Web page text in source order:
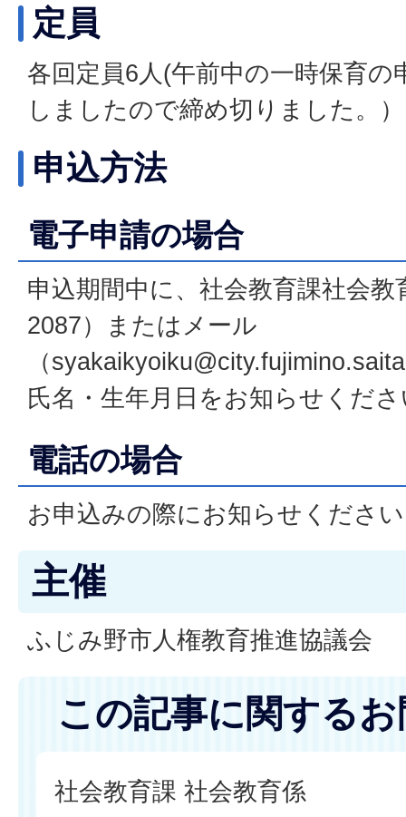
定員
各回定員6人(午前中の一時保育の
しましたので締め切りました。）
申込方法
電子申請の場合
申込期間中に、社会教育課社会
2087）またはメール
（
氏名・生年月日をお知らせくだ
電話の場合
お申込みの際にお知らせくださ
主催
ふじみ野市人権教育推進協議会
この記事に関する
社会教育課 社会教育係